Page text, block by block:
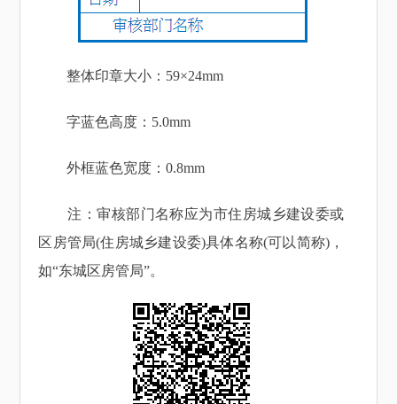
整体印章大小：59×24mm
字蓝色高度：5.0mm
外框蓝色宽度：0.8mm
注：审核部门名称应为市住房城乡建设委或
区房管局(住房城乡建设委)具体名称(可以简称)，
如“东城区房管局”。